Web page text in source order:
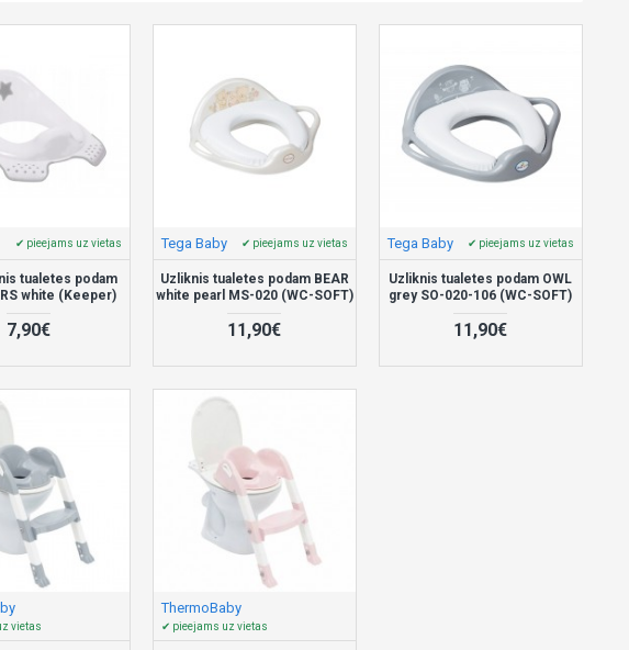
✔ pieejams uz vietas
tualetes podam
white (Keeper)
7,90€
Tega Baby ✔ pieejams uz vietas
Uzliknis tualetes podam BEAR
white pearl MS-020 (WC-SOFT)
11,90€
Tega Baby ✔ pieejams uz vietas
Uzliknis tualetes podam OWL
grey SO-020-106 (WC-SOFT)
11,90€
vietas
ThermoBaby
✔ pieejams uz vietas